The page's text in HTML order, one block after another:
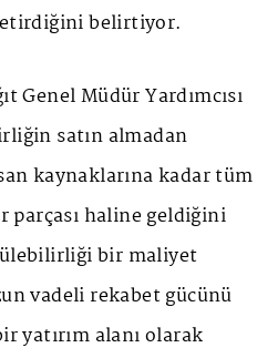
belirtiyor.
Genel Müdür Yardımcısı
satın almadan
kaynaklarına kadar tüm
parçası haline geldiğini
bir maliyet
vadeli rekabet gücünü
yatırım alanı olarak